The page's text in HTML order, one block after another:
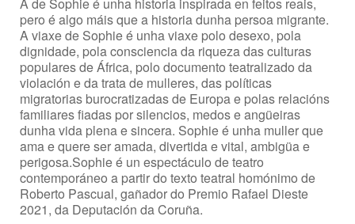
pero é algo máis que a historia dunha persoa migrante.
A viaxe de Sophie é unha viaxe polo desexo, pola
dignidade, pola consciencia da riqueza das culturas
populares de África, polo documento teatralizado da
violación e da trata de mulleres, das políticas
migratorias burocratizadas de Europa e polas relacións
familiares fiadas por silencios, medos e angüeiras
dunha vida plena e sincera. Sophie é unha muller que
ama e quere ser amada, divertida e vital, ambigüa e
perigosa.Sophie é un espectáculo de teatro
contemporáneo a partir do texto teatral homónimo de
Roberto Pascual, gañador do Premio Rafael Dieste
2021, da Deputación da Coruña.